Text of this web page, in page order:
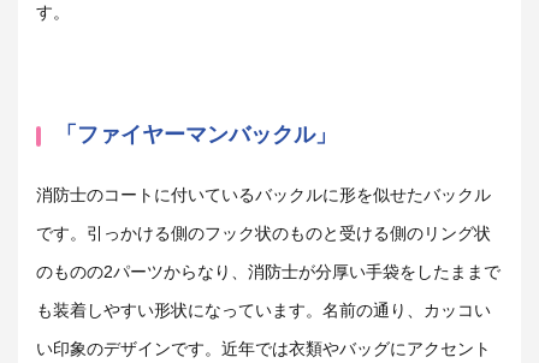
す。
「ファイヤーマンバックル」
消防士のコートに付いているバックルに形を似せたバックル
です。引っかける側のフック状のものと受ける側のリング状
のものの2パーツからなり、消防士が分厚い手袋をしたままで
も装着しやすい形状になっています。名前の通り、カッコい
い印象のデザインです。近年では衣類やバッグにアクセント